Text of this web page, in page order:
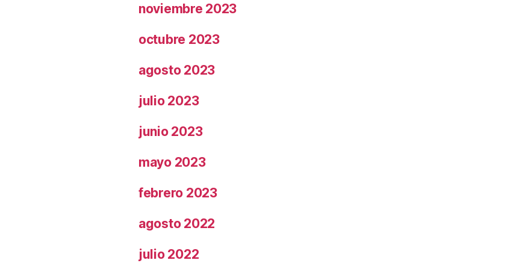
noviembre 2023
octubre 2023
agosto 2023
julio 2023
junio 2023
mayo 2023
febrero 2023
agosto 2022
julio 2022